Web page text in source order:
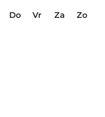
Do Vr Za
Zo